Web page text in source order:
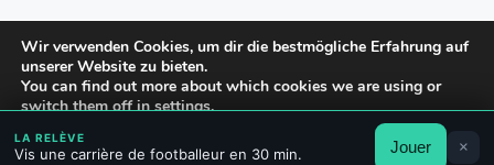
© 2026 FPFRANCE.COM
RECHTLICHE HINWEISE
DATENSCHUTZERKLÄRUNG
Wir verwenden Cookies, um dir die bestmögliche Erfahrung auf
unserer Website zu bieten.
You can find out more about which cookies we are using or
switch them off insettings.
Akzeptieren Ablehnen Einstellungen
LA RELÈVE
Vis une carrière de footballeur en 30 min. Jouer ×